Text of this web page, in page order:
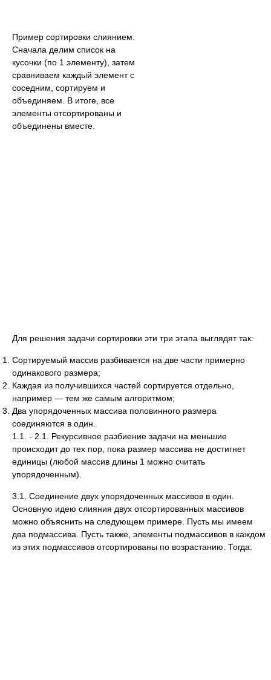
Пример сортировки слиянием.
Сначала делим список на
кусочки (по 1 элементу), затем
сравниваем каждый элемент с
соседним, сортируем и
объединяем. В итоге, все
элементы отсортированы и
объединены вместе.
Для решения задачи сортировки эти три этапа выглядят так:
Сортируемый массив разбивается на две части примерно
одинакового размера;
Каждая из получившихся частей сортируется отдельно,
например — тем же самым алгоритмом;
Два упорядоченных массива половинного размера
соединяются в один.
1.1. - 2.1. Рекурсивное разбиение задачи на меньшие
происходит до тех пор, пока размер массива не достигнет
единицы (любой массив длины 1 можно считать
упорядоченным).
3.1. Cоединение двух упорядоченных массивов в один.
Основную идею слияния двух отсортированных массивов
можно объяснить на следующем примере. Пусть мы имеем
два подмассива. Пусть также, элементы подмассивов в каждом
из этих подмассивов отсортированы по возрастанию. Тогда: